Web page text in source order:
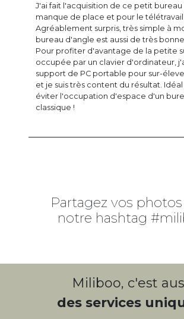
J'ai fait l'acquisition de ce petit bureau
manque de place et pour le télétravail
Agréablement surpris, très simple à
bureau d'angle est aussi de très
Pour profiter d'avantage de la petite
occupée par un clavier d'ordinateur,
support de PC portable pour sur-
et je suis très content du résultat. Idéal
éviter l'occupation d'espace d'un
classique !
Partagez vos
notre hashtag
Miliboo, c'est
des services